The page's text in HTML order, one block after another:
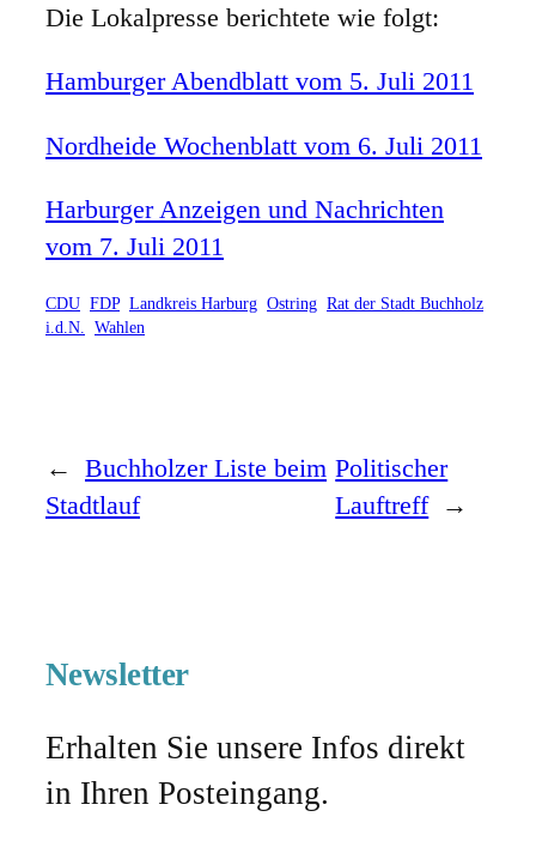
Die Lokalpresse berichtete wie folgt:
Hamburger Abendblatt vom 5. Juli 2011
Nordheide Wochenblatt vom 6. Juli 2011
Harburger Anzeigen und Nachrichten
vom 7. Juli 2011
CDU FDP Landkreis Harburg Ostring Rat der Stadt Buchholz
i.d.N. Wahlen
← Buchholzer Liste beim
Stadtlauf
Politischer
Lauftreff →
Newsletter
Erhalten Sie unsere Infos direkt
in Ihren Posteingang.